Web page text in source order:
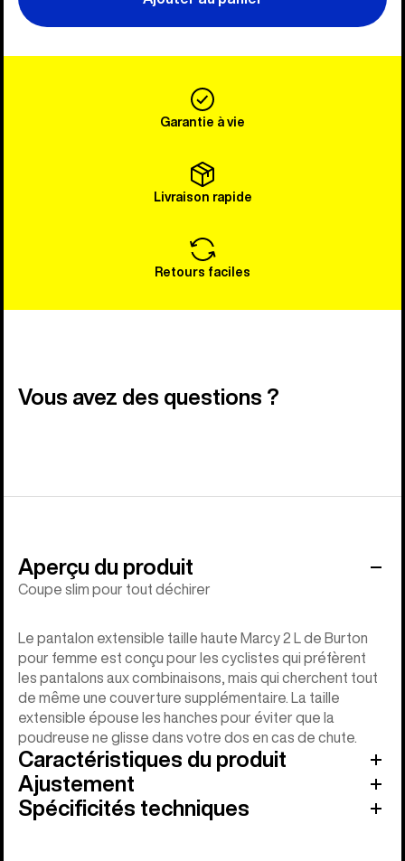
Garantie à vie
Livraison rapide
Retours faciles
Vous avez des questions ?
Aperçu du produit
Coupe slim pour tout déchirer
Le pantalon extensible taille haute Marcy 2 L de Burton
pour femme est conçu pour les cyclistes qui préfèrent
les pantalons aux combinaisons, mais qui cherchent tout
de même une couverture supplémentaire. La taille
extensible épouse les hanches pour éviter que la
poudreuse ne glisse dans votre dos en cas de chute.
Caractéristiques du produit
Ajustement
Spécificités techniques